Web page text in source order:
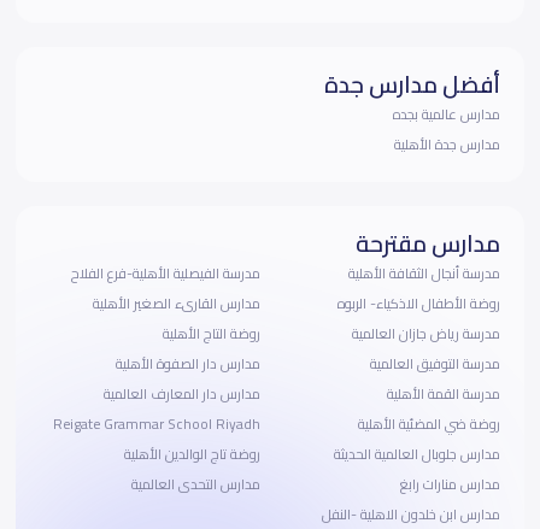
أفضل مدارس جدة
مدارس عالمية بجده
مدارس جدة الأهلية
مدارس مقترحة
مدرسة أنجال الثقافة الأهلية
روضة الأطفال الاذكياء- الربوه
مدرسة رياض جازان العالمية
مدرسة التوفيق العالمية
مدرسة القمة الأهلية
روضة ضي المضئية الأهلية
مدارس جلوبال العالمية الحديثة
مدارس منارات رابغ
مدارس ابن خلدون الاهلية -النفل
مدرسة الفيصلية الأهلية-فرع الفلاح
مدارس القارىء الصغير الأهلية
روضة التاج الأهلية
مدارس دار الصفوة الأهلية
مدارس دار المعارف العالمية
Reigate Grammar School Riyadh
روضة تاج الوالدين الأهلية
مدارس التحدى العالمية